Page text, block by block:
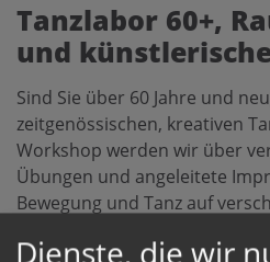
Tanzlabor 60+,
und
Sind Sie über 60 Jahre und
zeitgenössischen, kreativen
Workshop werden wir über
Übungen und angeleitete
Bewegung und Tanz auf
weiterentwickeln. Gemeinsam
Dienste, die wir